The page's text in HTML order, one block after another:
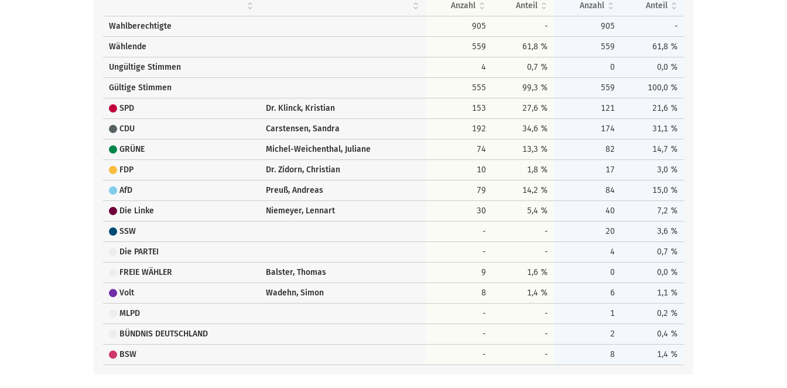
Anzahl Anteil Anzahl Anteil
Wahlberechtigte 905 - 905 -
Wählende 559 61,8 % 559 61,8 %
Ungültige Stimmen 4 0,7 % 0 0,0 %
Gültige Stimmen 555 99,3 % 559 100,0 %
SPD Dr. Klinck, Kristian 153 27,6 % 121 21,6 %
CDU Carstensen, Sandra 192 34,6 % 174 31,1 %
GRÜNE Michel-Weichenthal, Juliane 74 13,3 % 82 14,7 %
FDP Dr. Zidorn, Christian 10 1,8 % 17 3,0 %
AfD Preuß, Andreas 79 14,2 % 84 15,0 %
Die Linke Niemeyer, Lennart 30 5,4 % 40 7,2 %
SSW - - 20 3,6 %
Die PARTEI - - 4 0,7 %
FREIE WÄHLER Balster, Thomas 9 1,6 % 0 0,0 %
Volt Wadehn, Simon 8 1,4 % 6 1,1 %
MLPD - - 1 0,2 %
BÜNDNIS DEUTSCHLAND - - 2 0,4 %
BSW - - 8 1,4 %